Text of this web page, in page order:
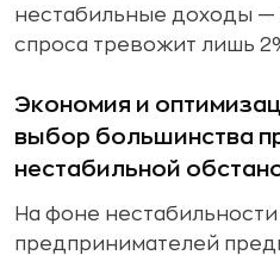
нестабильные доходы —
спроса тревожит лишь
Экономия и
выбор большинства
нестабильной
На фоне
предпринимателей